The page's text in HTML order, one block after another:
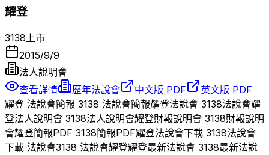
耀登
3138上市
2015/9/9
法人說明會
查看詳情
歷年法說會 中文版 PDF
英文版 PDF
耀登 法說會簡報 3138 法說會簡報耀登法說會 3138法說會耀
登法人說明會 3138法人說明會耀登財報說明會 3138財報說明
會耀登簡報PDF 3138簡報PDF耀登法說會下載 3138法說會
下載 法說會3138 法說會耀登耀登最新法說會 3138最新法說